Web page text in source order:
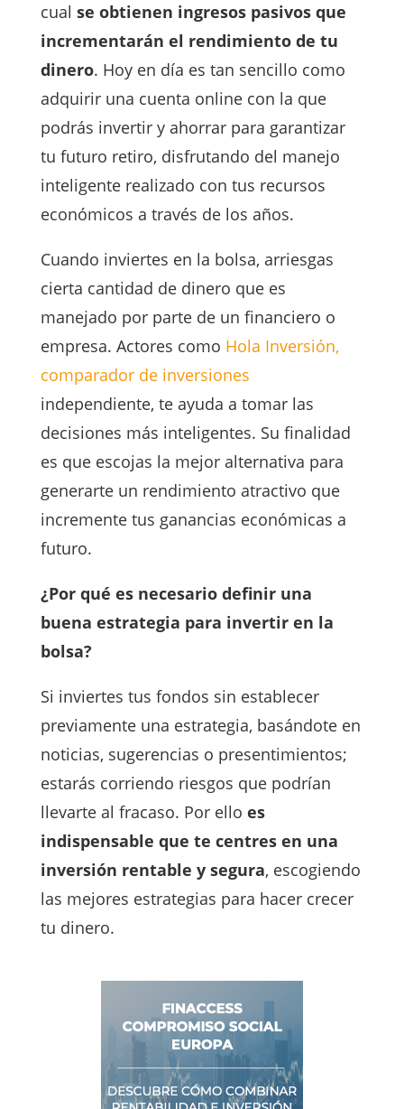
cual se obtienen ingresos pasivos que
incrementarán el rendimiento de tu
dinero. Hoy en día es tan sencillo como
adquirir una cuenta online con la que
podrás invertir y ahorrar para garantizar
tu futuro retiro, disfrutando del manejo
inteligente realizado con tus recursos
económicos a través de los años.
Cuando inviertes en la bolsa, arriesgas
cierta cantidad de dinero que es
manejado por parte de un financiero o
empresa. Actores como Hola Inversión,
comparador de inversiones
independiente, te ayuda a tomar las
decisiones más inteligentes. Su finalidad
es que escojas la mejor alternativa para
generarte un rendimiento atractivo que
incremente tus ganancias económicas a
futuro.
¿Por qué es necesario definir una
buena estrategia para invertir en la
bolsa?
Si inviertes tus fondos sin establecer
previamente una estrategia, basándote en
noticias, sugerencias o presentimientos;
estarás corriendo riesgos que podrían
llevarte al fracaso. Por ello es
indispensable que te centres en una
inversión rentable y segura, escogiendo
las mejores estrategias para hacer crecer
tu dinero.